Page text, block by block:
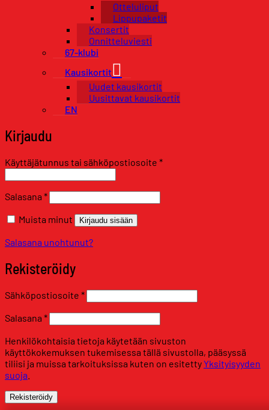
Otteluliput
Lippupaketit
Konsertit
Onnitteluviesti
67-klubi
Kausikortit
Uudet kausikortit
Uusittavat kausikortit
EN
Kirjaudu
Käyttäjätunnus tai sähköpostiosoite *Vaaditaan
Salasana *Vaaditaan
Muista minut Kirjaudu sisään
Salasana unohtunut?
Rekisteröidy
Sähköpostiosoite *Vaaditaan
Salasana *Vaaditaan
Henkilökohtaisia tietoja käytetään sivuston
käyttökokemuksen tukemisessa tällä sivustolla, pääsyssä
tiliisi ja muissa tarkoituksissa kuten on esitettyYksityisyyden
suoja
Rekisteröidy